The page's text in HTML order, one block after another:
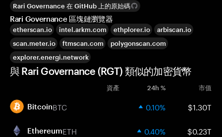
Rari Governance 在 GitHub 上的原始碼
Rari Governance 區塊鏈瀏覽器
etherscan.io intel.arkm.com ethplorer.io
arbiscan.io
scan.meter.io
ftmscan.com
polygonscan.com
explorer.energi.network
與 Rari Governance (RGT) 類似的加密貨幣
資產 24h % 市值
BitcoinBTC 0.10% $1.30T
EthereumETH 0.40% $0.23T